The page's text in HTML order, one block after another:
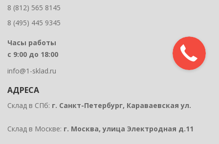
8 (812) 565 8145
8 (495) 445 9345
Часы работы
с 9:00 до 18:00
info@1-sklad.ru
АДРЕСА
Склад в СПб: г. Санкт-Петербург, Караваевская ул.
Склад в Москве: г. Москва, улица Электродная д.11